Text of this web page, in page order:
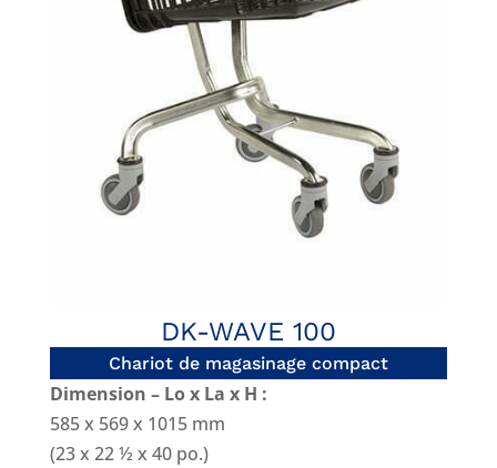
DK-WAVE 100
Chariot de magasinage compact
Dimension – Lo x La x H :
585 x 569 x 1015 mm
(23 x 22 ½ x 40 po.)